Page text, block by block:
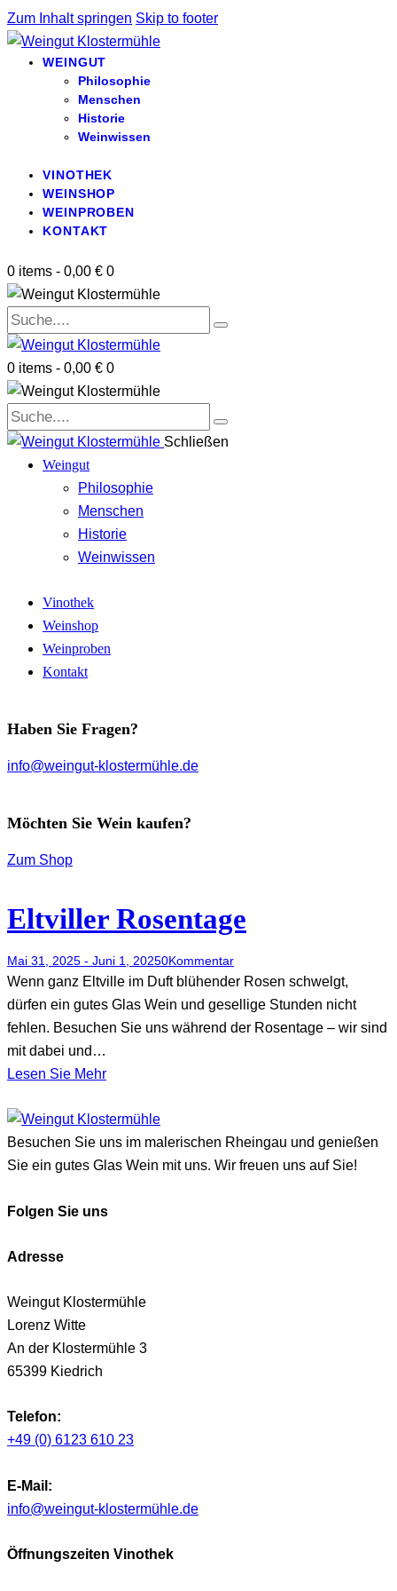
Zum Inhalt springen Skip to footer
WEINGUT
Philosophie
Menschen
Historie
Weinwissen
VINOTHEK
WEINSHOP
WEINPROBEN
KONTAKT
0 items - 0,00 € 0
0 items - 0,00 € 0
Schließen
Weingut
Philosophie
Menschen
Historie
Weinwissen
Vinothek
Weinshop
Weinproben
Kontakt
Haben Sie Fragen?
info@weingut-klostermühle.de
Möchten Sie Wein kaufen?
Zum Shop
Eltviller Rosentage
Mai 31, 2025 - Juni 1, 20250Kommentar
Wenn ganz Eltville im Duft blühender Rosen schwelgt,
dürfen ein gutes Glas Wein und gesellige Stunden nicht
fehlen. Besuchen Sie uns während der Rosentage – wir sind
mit dabei und…
Lesen Sie Mehr
Besuchen Sie uns im malerischen Rheingau und genießen
Sie ein gutes Glas Wein mit uns. Wir freuen uns auf Sie!
Folgen Sie uns
Adresse
Weingut Klostermühle
Lorenz Witte
An der Klostermühle 3
65399 Kiedrich
Telefon:
+49 (0) 6123 610 23
E-Mail:
info@weingut-klostermühle.de
Öffnungszeiten Vinothek